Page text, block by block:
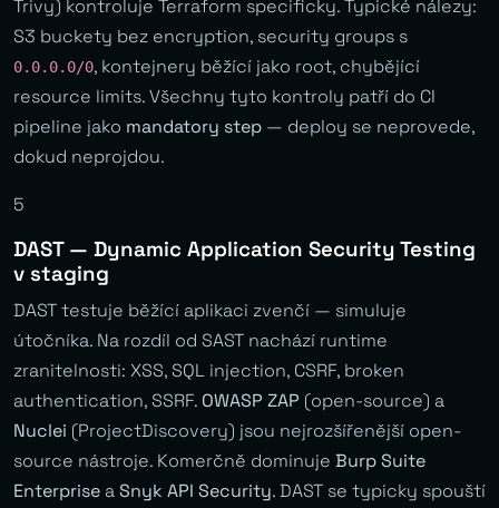
Trivy) kontroluje Terraform specificky. Typické nálezy:
S3 buckety bez encryption, security groups s
0.0.0.0/0, kontejnery běžící jako root, chybějící
resource limits. Všechny tyto kontroly patří do CI
pipeline jako mandatory step — deploy se neprovede,
dokud neprojdou.
5
DAST — Dynamic Application Security Testing
v staging
DAST testuje běžící aplikaci zvenčí — simuluje
útočníka. Na rozdíl od SAST nachází runtime
zranitelnosti: XSS, SQL injection, CSRF, broken
authentication, SSRF. OWASP ZAP (open-source) a
Nuclei (ProjectDiscovery) jsou nejrozšířenější open-
source nástroje. Komerčně dominuje Burp Suite
Enterprise aSnyk API Security. DAST se typicky spouští